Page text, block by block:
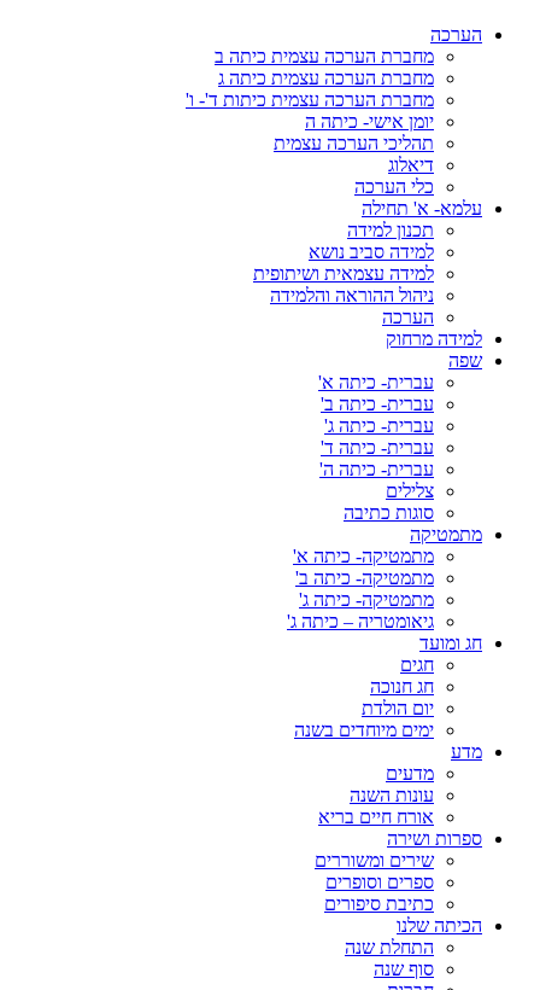
הערכה
מחברת הערכה עצמית כיתה ב
מחברת הערכה עצמית כיתה ג
מחברת הערכה עצמית כיתות ד'- ו'
יומן אישי- כיתה ה
תהליכי הערכה עצמית
דיאלוג
כלי הערכה
עלמא- א' תחילה
תכנון למידה
למידה סביב נושא
למידה עצמאית ושיתופית
ניהול ההוראה והלמידה
הערכה
למידה מרחוק
שפה
עברית- כיתה א'
עברית- כיתה ב'
עברית- כיתה ג'
עברית- כיתה ד'
עברית- כיתה ה'
צלילים
סוגות כתיבה
מתמטיקה
מתמטיקה- כיתה א'
מתמטיקה- כיתה ב'
מתמטיקה- כיתה ג'
גיאומטריה – כיתה ג'
חג ומועד
חגים
חג חנוכה
יום הולדת
ימים מיוחדים בשנה
מדע
מדעים
עונות השנה
אורח חיים בריא
ספרות ושירה
שירים ומשוררים
ספרים וסופרים
כתיבת סיפורים
הכיתה שלנו
התחלת שנה
סוף שנה